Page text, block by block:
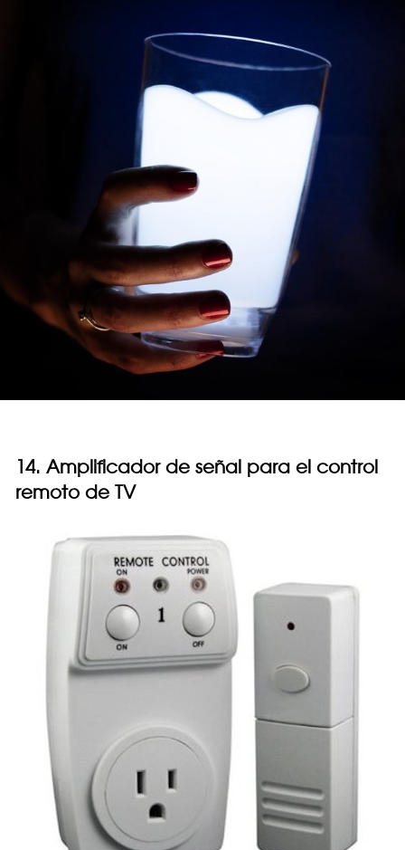
14. Amplificador de señal para el control
remoto de TV